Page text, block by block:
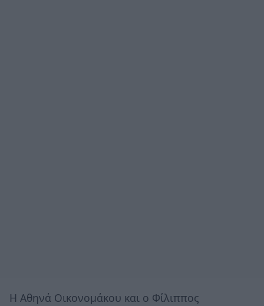
Η Αθηνά Οικονομάκου και ο Φίλιππος